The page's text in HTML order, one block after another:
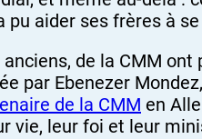
pu aider ses frères à
de la CMM
par Ebenezer
de la CMM en
vie, leur foi et leur